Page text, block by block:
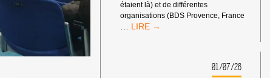
étaient là) et de différentes
organisations (BDS Provence, France
RASSEMBLEMENT
01/07/26